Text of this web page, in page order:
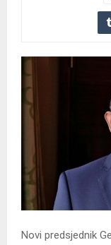
Novi predsjednik